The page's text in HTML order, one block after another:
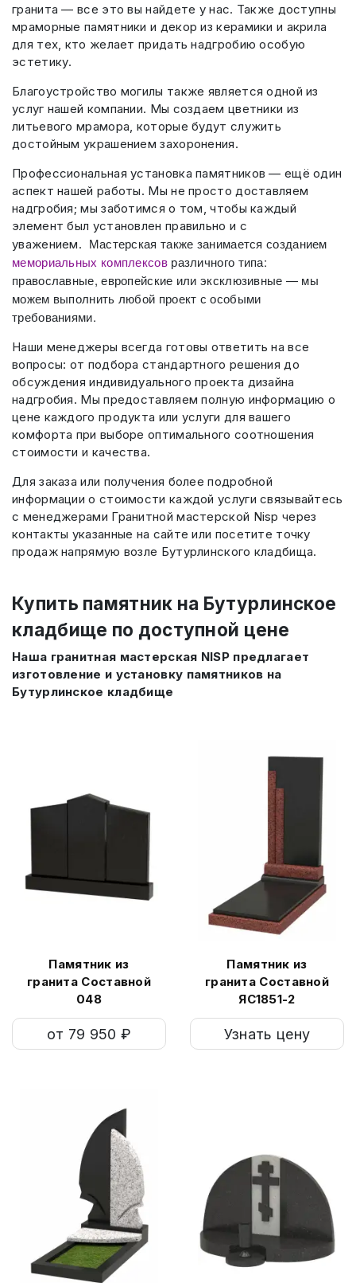
гранита — все это вы найдете у нас. Также доступны
мраморные памятники и декор из керамики и акрила
для тех, кто желает придать надгробию особую
эстетику.
Благоустройство могилы также является одной из
услуг нашей компании. Мы создаем цветники из
литьевого мрамора, которые будут служить
достойным украшением захоронения.
Профессиональная установка памятников — ещё один
аспект нашей работы. Мы не просто доставляем
надгробия; мы заботимся о том, чтобы каждый
элемент был установлен правильно и с
уважением. Мастерская также занимается созданием
мемориальных комплексовразличного типа:
православные, европейские или эксклюзивные — мы
можем выполнить любой проект с особыми
требованиями.
Наши менеджеры всегда готовы ответить на все
вопросы: от подбора стандартного решения до
обсуждения индивидуального проекта дизайна
надгробия. Мы предоставляем полную информацию о
цене каждого продукта или услуги для вашего
комфорта при выборе оптимального соотношения
стоимости и качества.
Для заказа или получения более подробной
информации о стоимости каждой услуги связывайтесь
с менеджерами Гранитной мастерской Nisp через
контакты указанные на сайте или посетите точку
продаж напрямую возле Бутурлинского кладбища.
Купить памятник на Бутурлинское
кладбище по доступной цене
Наша гранитная мастерская NISP предлагает
изготовление и установку памятников на
Бутурлинское кладбище
Памятник из
гранита Составной
048
от 79 950 ₽
Памятник из
гранита Составной
ЯС1851-2
Узнать цену